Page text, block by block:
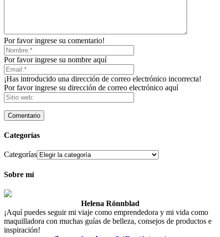
Por favor ingrese su comentario!
Por favor ingrese su nombre aquí
¡Has introducido una dirección de correo electrónico incorrecta!
Por favor ingrese su dirección de correo electrónico aquí
Categorías
Categorías
Sobre mí
Helena Rönnblad
¡Aquí puedes seguir mi viaje como emprendedora y mi vida como
maquilladora con muchas guías de belleza, consejos de productos e
inspiración!